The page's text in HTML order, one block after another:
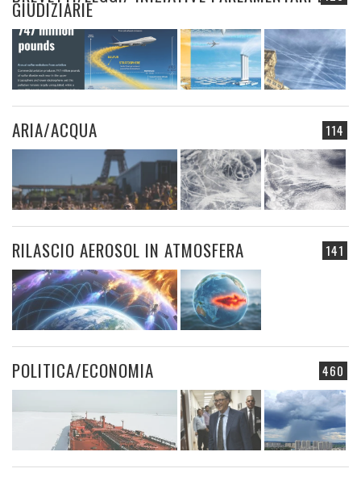
GIUDIZIARIE
114
ARIA/ACQUA
141
RILASCIO AEROSOL IN ATMOSFERA
460
POLITICA/ECONOMIA